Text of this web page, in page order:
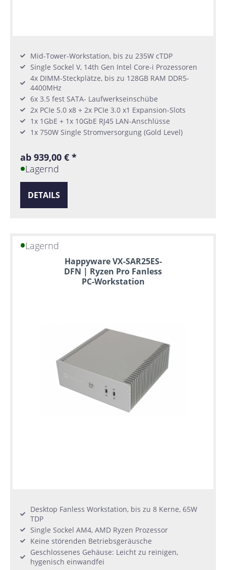
Mid-Tower-Workstation, bis zu 235W cTDP
Single Sockel V, 14th Gen Intel Core-i Prozessoren
4x DIMM-Steckplätze, bis zu 128GB RAM DDR5-
4400MHz
6x 3.5 fest SATA- Laufwerkseinschübe
2x PCIe 5.0 x8 + 2x PCIe 3.0 x1 Expansion-Slots
1x 1GbE + 1x 10GbE RJ45 LAN-Anschlüsse
1x 750W Single Stromversorgung (Gold Level)
ab 939,00 € *
Lagernd
DETAILS
Lagernd
Happyware VX-SAR25ES-
DFN | Ryzen Pro Fanless
PC-Workstation
Desktop Fanless Workstation, bis zu 8 Kerne, 65W
TDP
Single Sockel AM4, AMD Ryzen Prozessor
Keine störenden Betriebsgeräusche
Geschlossenes Gehäuse: Leicht zu reinigen,
hygenisch einwandfei